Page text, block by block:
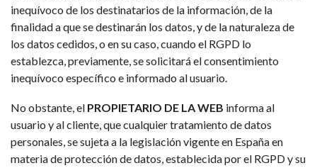
inequívoco de los destinatarios de la información, de la
finalidad a que se destinarán los datos, y de la naturaleza de
los datos cedidos, o en su caso, cuando el RGPD lo
establezca, previamente, se solicitará el consentimiento
inequívoco específico e informado al usuario.
No obstante, el PROPIETARIO DE LA WEB informa al
usuario y al cliente, que cualquier tratamiento de datos
personales, se sujeta a la legislación vigente en España en
materia de protección de datos, establecida por el RGPD y su